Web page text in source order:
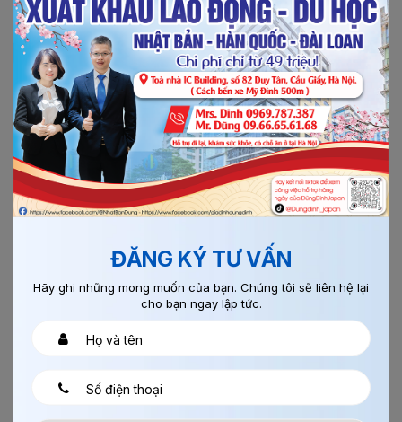
03/08/2017
XÂY TRÁT GUNMA
Xem thêm
Chi tiết
ĐĂNG KÝ TƯ VẤN
Hãy ghi những mong muốn của bạn. Chúng tôi sẽ liên hệ lại
cho bạn ngay lập tức.